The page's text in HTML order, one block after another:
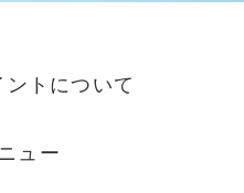
ントについて
ュー